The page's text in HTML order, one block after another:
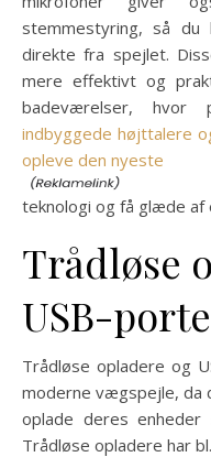
stemmestyring, så
direkte fra spejlet.
mere effektivt og
badeværelser,
indbyggede højttalere
opleve den nyeste
teknologi og få glæde af
Trådløse
USB-porte
Trådløse opladere og
moderne vægspejle, da
oplade deres
Trådløse opladere har